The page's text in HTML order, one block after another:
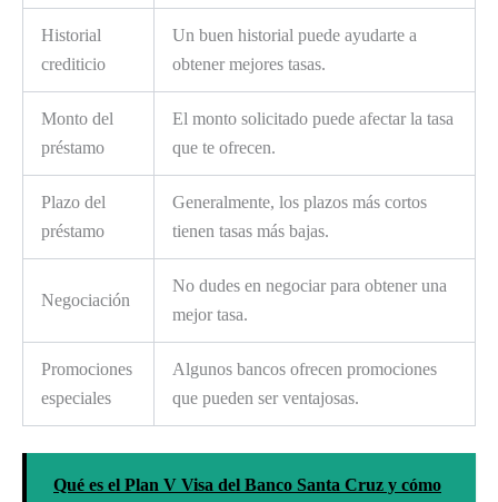
Historial
crediticio
Un buen historial puede ayudarte a
obtener mejores tasas.
Monto del
préstamo
El monto solicitado puede afectar la tasa
que te ofrecen.
Plazo del
préstamo
Generalmente, los plazos más cortos
tienen tasas más bajas.
Negociación
No dudes en negociar para obtener una
mejor tasa.
Promociones
especiales
Algunos bancos ofrecen promociones
que pueden ser ventajosas.
Qué es el Plan V Visa del Banco Santa Cruz y cómo